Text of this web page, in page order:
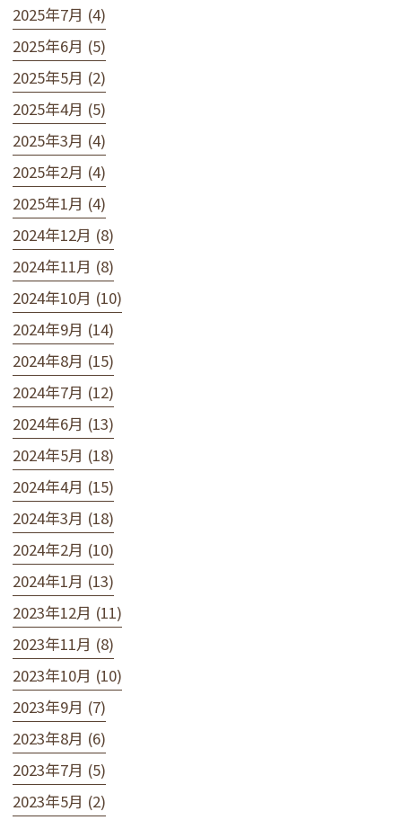
2025年7月 (4)
2025年6月 (5)
2025年5月 (2)
2025年4月 (5)
2025年3月 (4)
2025年2月 (4)
2025年1月 (4)
2024年12月 (8)
2024年11月 (8)
2024年10月 (10)
2024年9月 (14)
2024年8月 (15)
2024年7月 (12)
2024年6月 (13)
2024年5月 (18)
2024年4月 (15)
2024年3月 (18)
2024年2月 (10)
2024年1月 (13)
2023年12月 (11)
2023年11月 (8)
2023年10月 (10)
2023年9月 (7)
2023年8月 (6)
2023年7月 (5)
2023年5月 (2)